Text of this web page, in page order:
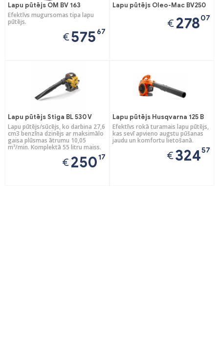
Lapu pūtējs OM BV 163
Efektīvs mugursomas tipa lapu
pūtējs.
€575 67
Lapu pūtējs Oleo-Mac BV250
€27807
Lapu pūtējs Stiga BL 530 V
Lapu pūtējs/sūcējs, ko darbina 27,6
cm3 benzīna dzinējs ar maksimālo
gaisa plūsmas ātrumu 10,05
m³/min. Komplektā 55 litru maiss.
€25017
Lapu pūtējs Husqvarna 125 B
Efektīvs rokā turamais lapu pūtējs,
kas sevī apvieno augstu pūšanas
jaudu un komfortu lietošanā.
€32457